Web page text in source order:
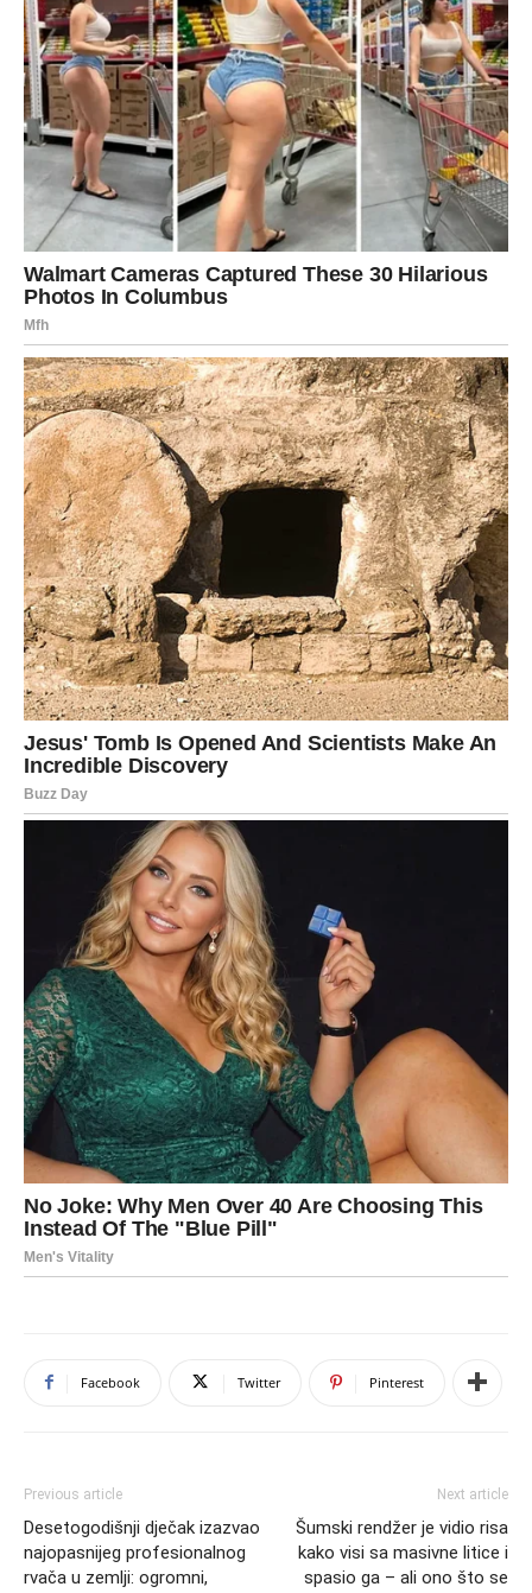
Facebook Twitter Pinterest
Previous article
Desetogodišnji dječak izazvao
najopasnijeg profesionalnog
rvača u zemlji: ogromni,
Next article
Šumski rendžer je vidio risa
kako visi sa masivne litice i
spasio ga – ali ono što se